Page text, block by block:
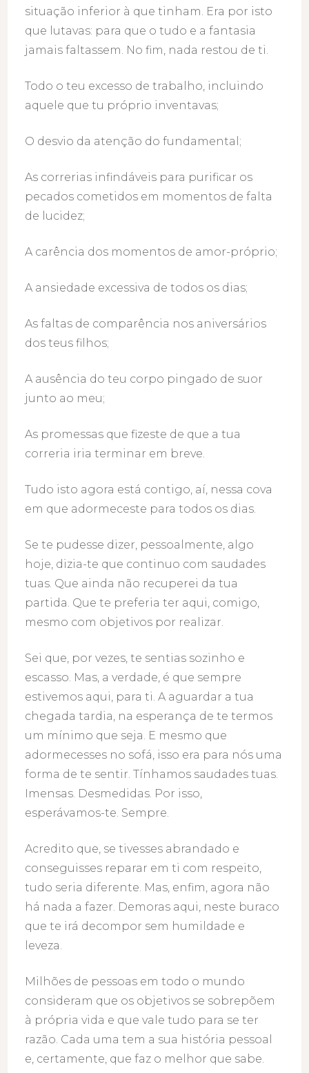
situação inferior à que tinham. Era por isto
que lutavas: para que o tudo e a fantasia
jamais faltassem. No fim, nada restou de ti.
Todo o teu excesso de trabalho, incluindo
aquele que tu próprio inventavas;
O desvio da atenção do fundamental;
As correrias infindáveis para purificar os
pecados cometidos em momentos de falta
de lucidez;
A carência dos momentos de amor-próprio;
A ansiedade excessiva de todos os dias;
As faltas de comparência nos aniversários
dos teus filhos;
A ausência do teu corpo pingado de suor
junto ao meu;
As promessas que fizeste de que a tua
correria iria terminar em breve.
Tudo isto agora está contigo, aí, nessa cova
em que adormeceste para todos os dias.
Se te pudesse dizer, pessoalmente, algo
hoje, dizia-te que continuo com saudades
tuas. Que ainda não recuperei da tua
partida. Que te preferia ter aqui, comigo,
mesmo com objetivos por realizar.
Sei que, por vezes, te sentias sozinho e
escasso. Mas, a verdade, é que sempre
estivemos aqui, para ti. A aguardar a tua
chegada tardia, na esperança de te termos
um mínimo que seja. E mesmo que
adormecesses no sofá, isso era para nós uma
forma de te sentir. Tínhamos saudades tuas.
Imensas. Desmedidas. Por isso,
esperávamos-te. Sempre.
Acredito que, se tivesses abrandado e
conseguisses reparar em ti com respeito,
tudo seria diferente. Mas, enfim, agora não
há nada a fazer. Demoras aqui, neste buraco
que te irá decompor sem humildade e
leveza.
Milhões de pessoas em todo o mundo
consideram que os objetivos se sobrepõem
à própria vida e que vale tudo para se ter
razão. Cada uma tem a sua história pessoal
e, certamente, que faz o melhor que sabe.